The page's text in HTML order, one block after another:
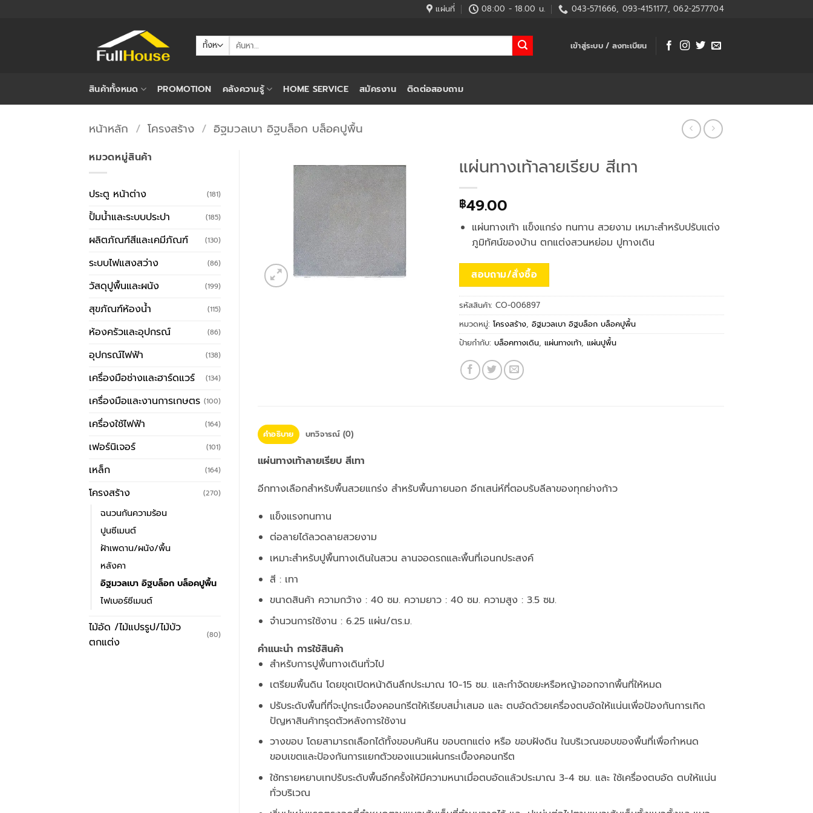
แผ่นที่ 08:00 - 18.00 น. 043-571666, 093-4151177, 062-2577704
ค้นหา: เข้าสู่ระบบ / ลงทะเบียน
สินค้าทั้งหมด PROMOTION คลังความรู้ HOME SERVICE สมัครงาน ติดต่อสอบถาม
หน้าหลัก / โครงสร้าง / อิฐมวลเบา อิฐบล็อก บล็อคปูพื้น
หมวดหมู่สินค้า
ประตู หน้าต่าง (181)
ปั้มน้ำและระบบประปา (185)
ผลิตภัณฑ์สีและเคมีภัณฑ์ (130)
ระบบไฟแสงสว่าง (86)
วัสดุปูพื้นและผนัง (199)
สุขภัณฑ์ห้องน้ำ (115)
ห้องครัวและอุปกรณ์ (86)
อุปกรณ์ไฟฟ้า (138)
เครื่องมือช่างและฮาร์ดแวร์ (134)
เครื่องมือและงานการเกษตร (100)
เครื่องใช้ไฟฟ้า (164)
เฟอร์นิเจอร์ (101)
เหล็ก (164)
โครงสร้าง (270)
ฉนวนกันความร้อน
ปูนซีเมนต์
ฝ้าเพดาน/ผนัง/พื้น
หลังคา
อิฐมวลเบา อิฐบล็อก บล็อคปูพื้น
ไฟเบอร์ซีเมนต์
ไม้อัด /ไม้แปรรูป/ไม้บัว
ตกแต่ง
(80)
แผ่นทางเท้าลายเรียบ สีเทา
฿49.00
แผ่นทางเท้า แข็งแกร่ง ทนทาน สวยงาม เหมาะสำหรับปรับแต่ง
ภูมิทัศน์ของบ้าน ตกแต่งสวนหย่อม ปูทางเดิน
สอบถาม/สั่งซื้อ
รหัสสินค้า:CO-006897
หมวดหมู่:โครงสร้าง,อิฐมวลเบา อิฐบล็อก บล็อคปูพื้น
ป้ายกำกับ:บล็อคทางเดิน,แผ่นทางเท้า,แผ่นปูพื้น
คำอธิบาย บทวิจารณ์ (0)
แผ่นทางเท้าลายเรียบ สีเทา
อีกทางเลือกสำหรับพื้นสวยแกร่ง สำหรับพื้นภายนอก อีกเสน่ห์ที่ตอบรับลีลาของทุกย่างก้าว
แข็งแรงทนทาน
ต่อลายได้ลวดลายสวยงาม
เหมาะสำหรับปูพื้นทางเดินในสวน ลานจอดรถและพื้นที่เอนกประสงค์
สี : เทา
ขนาดสินค้า ความกว้าง : 40 ซม. ความยาว : 40 ซม. ความสูง : 3.5 ซม.
จำนวนการใช้งาน : 6.25 แผ่น/ตร.ม.
คำแนะนำ การใช้สินค้า
สำหรับการปูพื้นทางเดินทั่วไป
เตรียมพื้นดิน โดยขุดเปิดหน้าดินลึกประมาณ 10-15 ซม. และกำจัดขยะหรือหญ้าออกจากพื้นที่ให้หมด
ปรับระดับพื้นที่ที่จะปูกระเบื้องคอนกรีตให้เรียบสม่ำเสมอ และ ตบอัดด้วยเครื่องตบอัดให้แน่นเพื่อป้องกันการเกิด
ปัญหาสินค้าทรุดตัวหลังการใช้งาน
วางขอบ โดยสามารถเลือกได้ทั้งขอบคันหิน ขอบตกแต่ง หรือ ขอบฝังดิน ในบริเวณขอบของพื้นที่เพื่อกำหนด
ขอบเขตและป้องกันการแยกตัวของแนวแผ่นกระเบื้องคอนกรีต
ใช้ทรายหยาบเทปรับระดับพื้นอีกครั้งให้มีความหนาเมื่อตบอัดแล้วประมาณ 3-4 ซม. และ ใช้เครื่องตบอัด ตบให้แน่น
ทั่วบริเวณ